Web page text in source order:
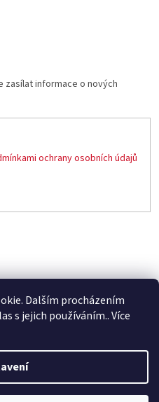
Dalším procházením
s jejich používáním.. Více
naše společnost z důvodu
Vašim dotazům a
zasílat informace o nových
ochrany osobních údajů
práva vyhrazena.Upravit